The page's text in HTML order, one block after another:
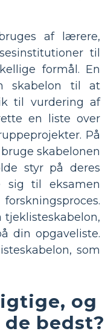
af lærere,
til
formål. En
skabelon til at
til vurdering af
en liste over
På
skabelonen
styr på deres
sig til eksamen
din opgaveliste.
som
og
bedst?